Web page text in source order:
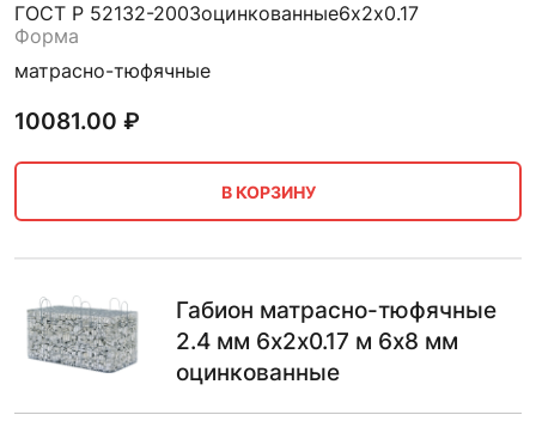
ГОСТ Р 52132-2003оцинкованные6х2х0.17
Форма
матрасно-тюфячные
10081.00 ₽
В КОРЗИНУ
Габион матрасно-тюфячные
2.4 мм 6х2х0.17 м 6х8 мм
оцинкованные